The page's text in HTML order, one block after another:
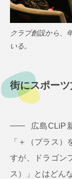
クラブ創設から、
いる。
街にスポー
広島CLiP
「＋（プラス
すが、ドラゴン
ス）」とはどん